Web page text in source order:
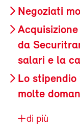
Negoziati
da
salari e la
Lo
molte
di più